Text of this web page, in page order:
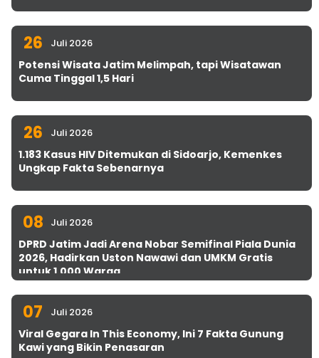
26 Juli 2026
Potensi Wisata Jatim Melimpah, tapi Wisatawan
Cuma Tinggal 1,5 Hari
26 Juli 2026
1.183 Kasus HIV Ditemukan di Sidoarjo, Kemenkes
Ungkap Fakta Sebenarnya
08 Juli 2026
DPRD Jatim Jadi Arena Nobar Semifinal Piala Dunia
2026, Hadirkan Uston Nawawi dan UMKM Gratis
untuk 1.000 Warga
07 Juli 2026
Viral Gegara In This Economy, Ini 7 Fakta Gunung
Kawi yang Bikin Penasaran